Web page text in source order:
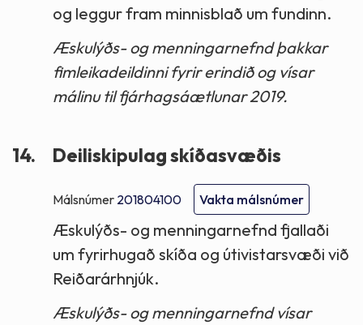
og leggur fram minnisblað um fundinn.
Æskulýðs- og menningarnefnd þakkar
fimleikadeildinni fyrir erindið og vísar
málinu til fjárhagsáætlunar 2019.
14. Deiliskipulag skíðasvæðis
Málsnúmer 201804100 Vakta málsnúmer
Æskulýðs- og menningarnefnd fjallaði
um fyrirhugað skíða og útivistarsvæði við
Reiðarárhnjúk.
Æskulýðs- og menningarnefnd vísar